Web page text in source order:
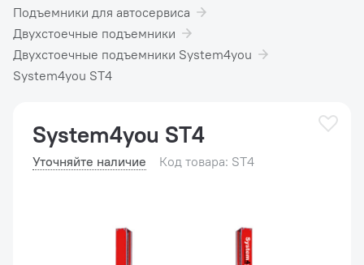
Подъемники для автосервиса
Двухстоечные подъемники
Двухстоечные подъемники System4you
System4you ST4
System4you ST4
Уточняйте наличие Код товара: ST4